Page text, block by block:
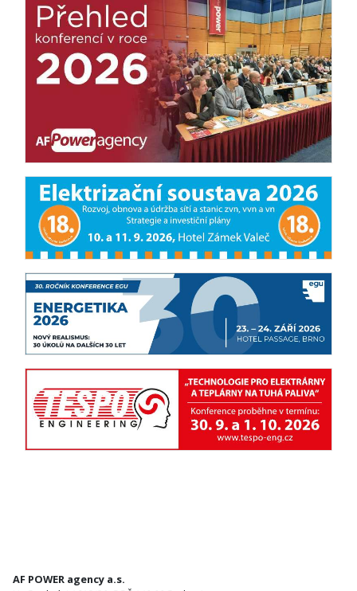
AF POWER agency a.s.